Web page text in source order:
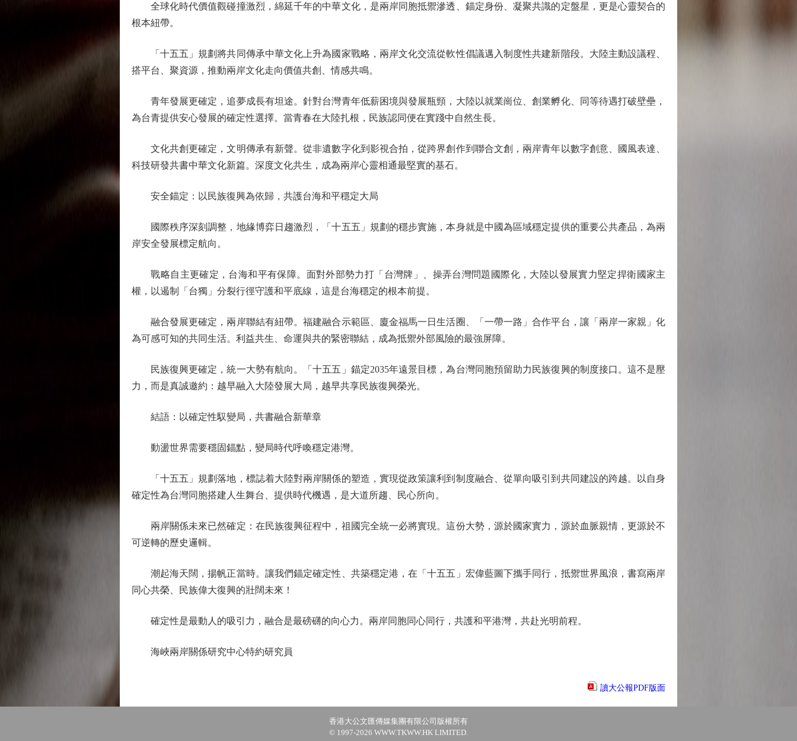
全球化時代價值觀碰撞激烈，綿延千年的中華文化，是兩岸同胞抵禦滲透、錨定身份、凝聚共識的定盤星，更是心靈契合的
根本紐帶。
「十五五」規劃將共同傳承中華文化上升為國家戰略，兩岸文化交流從軟性倡議邁入制度性共建新階段。大陸主動設議程、
搭平台、聚資源，推動兩岸文化走向價值共創、情感共鳴。
青年發展更確定，追夢成長有坦途。針對台灣青年低薪困境與發展瓶頸，大陸以就業崗位、創業孵化、同等待遇打破壁壘，
為台青提供安心發展的確定性選擇。當青春在大陸扎根，民族認同便在實踐中自然生長。
文化共創更確定，文明傳承有新聲。從非遺數字化到影視合拍，從跨界創作到聯合文創，兩岸青年以數字創意、國風表達、
科技研發共書中華文化新篇。深度文化共生，成為兩岸心靈相通最堅實的基石。
安全錨定：以民族復興為依歸，共護台海和平穩定大局
國際秩序深刻調整，地緣博弈日趨激烈，「十五五」規劃的穩步實施，本身就是中國為區域穩定提供的重要公共產品，為兩
岸安全發展標定航向。
戰略自主更確定，台海和平有保障。面對外部勢力打「台灣牌」、操弄台灣問題國際化，大陸以發展實力堅定捍衛國家主
權，以遏制「台獨」分裂行徑守護和平底線，這是台海穩定的根本前提。
融合發展更確定，兩岸聯結有紐帶。福建融合示範區、廈金福馬一日生活圈、「一帶一路」合作平台，讓「兩岸一家親」化
為可感可知的共同生活。利益共生、命運與共的緊密聯結，成為抵禦外部風險的最強屏障。
民族復興更確定，統一大勢有航向。「十五五」錨定2035年遠景目標，為台灣同胞預留助力民族復興的制度接口。這不是壓
力，而是真誠邀約：越早融入大陸發展大局，越早共享民族復興榮光。
結語：以確定性馭變局，共書融合新華章
動盪世界需要穩固錨點，變局時代呼喚穩定港灣。
「十五五」規劃落地，標誌着大陸對兩岸關係的塑造，實現從政策讓利到制度融合、從單向吸引到共同建設的跨越。以自身
確定性為台灣同胞搭建人生舞台、提供時代機遇，是大道所趨、民心所向。
兩岸關係未來已然確定：在民族復興征程中，祖國完全統一必將實現。這份大勢，源於國家實力，源於血脈親情，更源於不
可逆轉的歷史邏輯。
潮起海天闊，揚帆正當時。讓我們錨定確定性、共築穩定港，在「十五五」宏偉藍圖下攜手同行，抵禦世界風浪，書寫兩岸
同心共榮、民族偉大復興的壯闊未來！
確定性是最動人的吸引力，融合是最磅礴的向心力。兩岸同胞同心同行，共護和平港灣，共赴光明前程。
海峽兩岸關係研究中心特約研究員
讀大公報PDF版面
香港大公文匯傳媒集團有限公司版權所有
© 1997-2026 WWW.TKWW.HK LIMITED.